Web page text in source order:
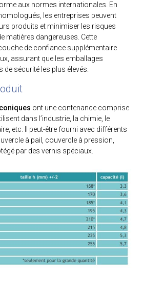
aux normes internationales. En
les entreprises peuvent
produits et minimiser les risques
matières dangereuses. Cette
de confiance supplémentaire
assurant que les emballages
sécurité les plus élevés.
ont une contenance comprise
dans l’industrie, la chimie, le
etc. Il peut-être fourni avec différents
à pail, couvercle à pression,
par des vernis spéciaux.